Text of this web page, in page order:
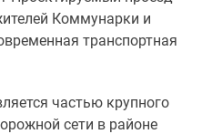
Коммунарки и
транспортная
частью крупного
сети в районе